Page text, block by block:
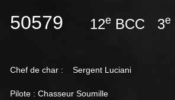
50579 12e BCC 3e
Chef de char : Sergent Luciani
Pilote : Chasseur Soumille